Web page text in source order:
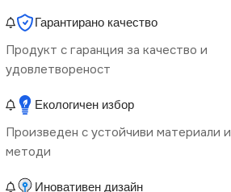
Гарантирано качество
Продукт с гаранция за качество и
удовлетвореност
Екологичен избор
Произведен с устойчиви материали и
методи
Иновативен дизайн